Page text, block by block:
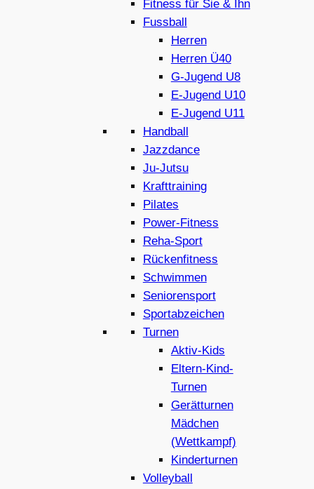
Fitness für Sie & Ihn
Fussball
Herren
Herren Ü40
G-Jugend U8
E-Jugend U10
E-Jugend U11
Handball
Jazzdance
Ju-Jutsu
Krafttraining
Pilates
Power-Fitness
Reha-Sport
Rückenfitness
Schwimmen
Seniorensport
Sportabzeichen
Turnen
Aktiv-Kids
Eltern-Kind-
Turnen
Gerätturnen
Mädchen
(Wettkampf)
Kinderturnen
Volleyball